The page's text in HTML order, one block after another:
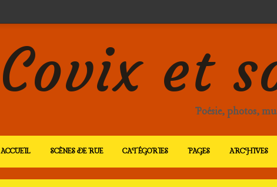
Covix et
Poésie, photos,
ACCUEIL SCÈNES DE RUE CATÉGORIES PAGES ARCHIVES